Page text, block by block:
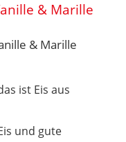
& Marille
& Marille
ist Eis aus
und gute